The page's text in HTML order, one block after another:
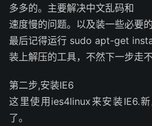
多多的。主要解决中文乱码和
速度慢的问题。以及装一些必要的
最后记得运行 sudo apt-get
装上解压的工具，不然下一步走
第二步,安装IE6
这里使用ies4linux来安装IE6.
了。